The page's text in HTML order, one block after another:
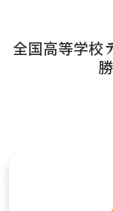
全国高等学校